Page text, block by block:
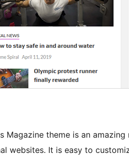
Magazine theme is an
websites. It is easy to